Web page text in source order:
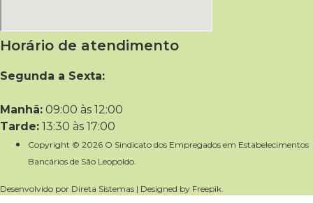
Horário de atendimento
Segunda a Sexta:
Manhã: 09:00 às 12:00
Tarde: 13:30 às 17:00
Copyright © 2026 O Sindicato dos Empregados em Estabelecimentos
Bancários de São Leopoldo.
Desenvolvido por Direta Sistemas | Designed by Freepik